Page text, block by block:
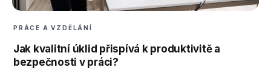
PRÁCE A VZDĚLÁNÍ
Jak kvalitní úklid přispívá k produktivitě a
bezpečnosti v práci?